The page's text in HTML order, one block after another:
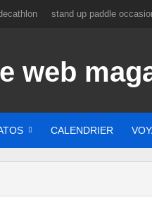
stand up paddle
CALENDRIER